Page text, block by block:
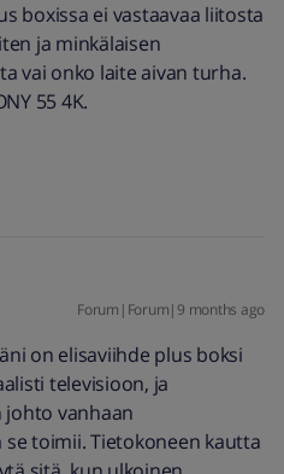
boxissa ei vastaavaa liitosta
ja minkälaisen
vai onko laite aivan turha.
55 4K.
Forum|Forum|9 months ago
on elisaviihde plus boksi
televisioon, ja
vanhaan
toimii. Tietokoneen kautta